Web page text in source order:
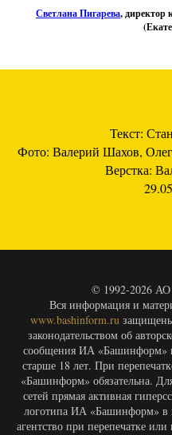
Светлана Пигарева, директор
Текст:
Фото: Валерий Шахов,
Верстка:
© 1992-2026
Вся информация и
www.bashinform.ru
законодательством об
сообщения ИА «Башинформ»
старше 18 лет. При
«Башинформ» обязательна.
сетей прямая активная
логотипа ИА «Башинформ» в
агентство при перепечатке